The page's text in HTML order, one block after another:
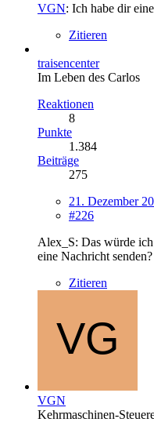
VGN: Ich habe dir
Zitieren
traisencenter
Im Leben des Carlos
Reaktionen
8
Punkte
1.384
Beiträge
275
21. Dezember
#226
Alex_S: Das würde
eine Nachricht
Zitieren
VGN
Kehrmaschinen-